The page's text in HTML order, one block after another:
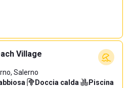
Village
Salerno
· Doccia calda·
Piscina